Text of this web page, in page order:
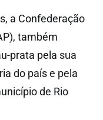
a Confederação
também
prata pela sua
do país e pela
de Rio